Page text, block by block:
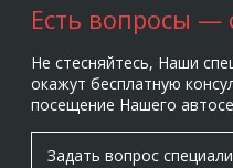
Есть вопросы —
Не стесняйтесь, Наши
окажут бесплатную
посещение Нашего
Задать вопрос